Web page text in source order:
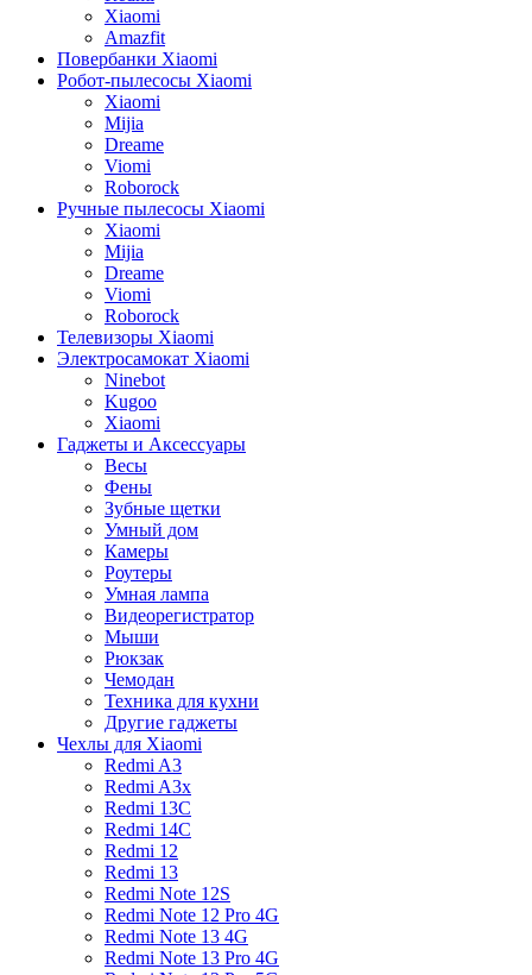
Xiaomi
Amazfit
Повербанки Xiaomi
Робот-пылесосы Xiaomi
Xiaomi
Mijia
Dreame
Viomi
Roborock
Ручные пылесосы Xiaomi
Xiaomi
Mijia
Dreame
Viomi
Roborock
Телевизоры Xiaomi
Электросамокат Xiaomi
Ninebot
Kugoo
Xiaomi
Гаджеты и Аксессуары
Весы
Фены
Зубные щетки
Умный дом
Камеры
Роутеры
Умная лампа
Видеорегистратор
Мыши
Рюкзак
Чемодан
Техника для кухни
Другие гаджеты
Чехлы для Xiaomi
Redmi A3
Redmi A3x
Redmi 13C
Redmi 14C
Redmi 12
Redmi 13
Redmi Note 12S
Redmi Note 12 Pro 4G
Redmi Note 13 4G
Redmi Note 13 Pro 4G